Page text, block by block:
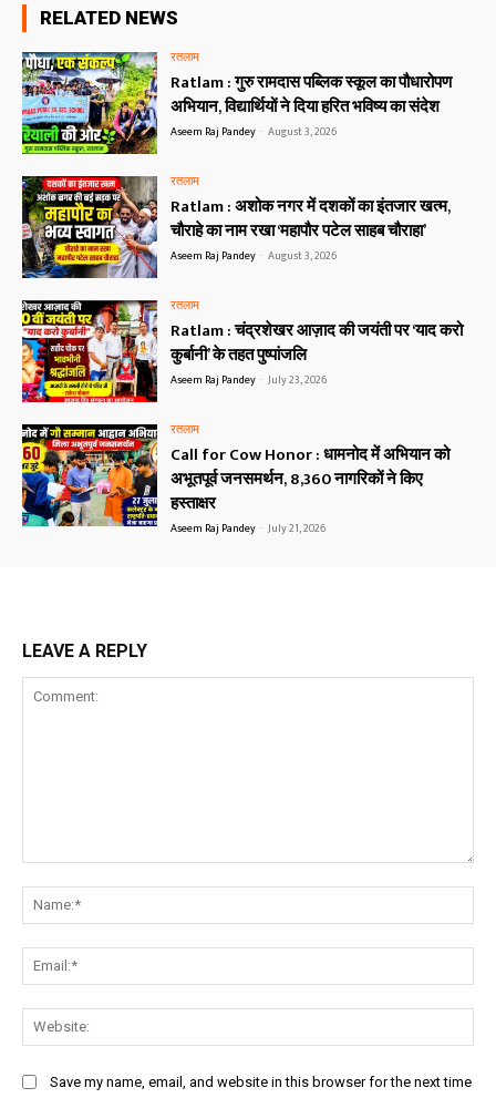
RELATED NEWS
रतलाम
Ratlam : गुरु रामदास पब्लिक स्कूल का पौधारोपण
अभियान, विद्यार्थियों ने दिया हरित भविष्य का संदेश
Aseem Raj Pandey - August 3, 2026
रतलाम
Ratlam : अशोक नगर में दशकों का इंतजार खत्म,
चौराहे का नाम रखा ‘महापौर पटेल साहब चौराहा’
Aseem Raj Pandey - August 3, 2026
रतलाम
Ratlam : चंद्रशेखर आज़ाद की जयंती पर ‘याद करो
कुर्बानी’ के तहत पुष्पांजलि
Aseem Raj Pandey - July 23, 2026
रतलाम
Call for Cow Honor : धामनोद में अभियान को
अभूतपूर्व जनसमर्थन, 8,360 नागरिकों ने किए
हस्ताक्षर
Aseem Raj Pandey - July 21, 2026
LEAVE A REPLY
Save my name, email, and website in this browser for the next time